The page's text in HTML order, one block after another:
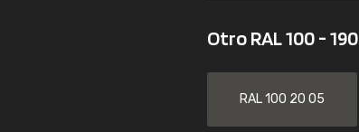
Otro RAL 100 - 190
RAL 100 20 05